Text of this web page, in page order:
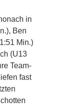
in
Ben
Min.)
(U13
Team-
fast